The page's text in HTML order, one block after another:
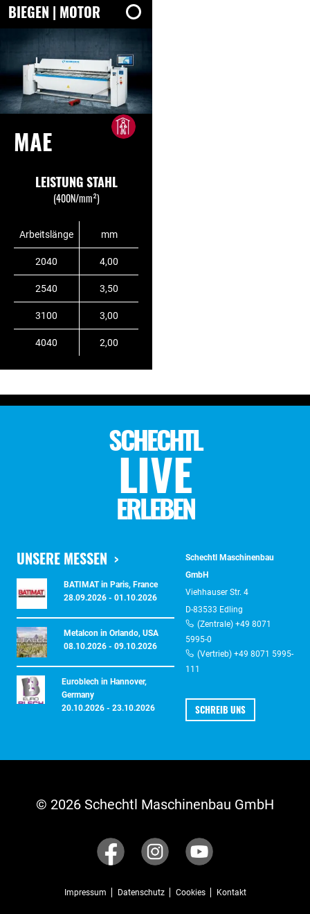
BIEGEN | MOTOR
MAE
LEISTUNG STAHL
(400N/mm²)
Arbeitslänge mm
2040 4,00
2540 3,50
3100 3,00
4040 2,00
SCHECHTL
LIVE
ERLEBEN
UNSERE MESSEN
BATIMAT in Paris, France
28.09.2026 - 01.10.2026
Metalcon in Orlando, USA
08.10.2026 - 09.10.2026
Euroblech in Hannover,
Germany
20.10.2026 - 23.10.2026
Schechtl Maschinenbau
GmbH
Viehhauser Str. 4
D-83533 Edling
(Zentrale) +49 8071
5995-0
(Vertrieb) +49 8071 5995-
111
SCHREIB UNS
© 2026 Schechtl Maschinenbau GmbH
Impressum Datenschutz Cookies Kontakt